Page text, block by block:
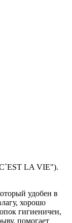
LA VIE").
удобен в
хорошо
гигиеничен,
помогает